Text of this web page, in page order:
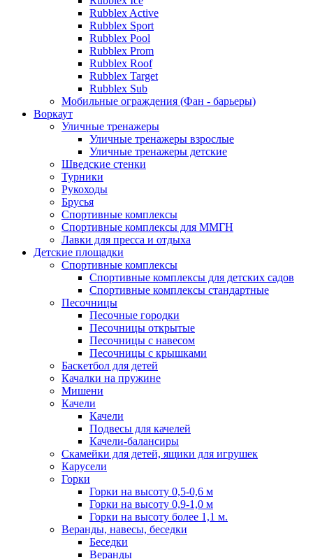
Rubblex Active
Rubblex Sport
Rubblex Pool
Rubblex Prom
Rubblex Roof
Rubblex Target
Rubblex Sub
Мобильные ограждения (Фан - барьеры)
Воркаут
Уличные тренажеры
Уличные тренажеры взрослые
Уличные тренажеры детские
Шведские стенки
Турники
Рукоходы
Брусья
Спортивные комплексы
Спортивные комплексы для ММГН
Лавки для пресса и отдыха
Детские площадки
Спортивные комплексы
Спортивные комплексы для детских садов
Спортивные комплексы стандартные
Песочницы
Песочные городки
Песочницы открытые
Песочницы с навесом
Песочницы с крышками
Баскетбол для детей
Качалки на пружине
Мишени
Качели
Качели
Подвесы для качелей
Качели-балансиры
Скамейки для детей, ящики для игрушек
Карусели
Горки
Горки на высоту 0,5-0,6 м
Горки на высоту 0,9-1,0 м
Горки на высоту более 1,1 м.
Веранды, навесы, беседки
Беседки
Веранды